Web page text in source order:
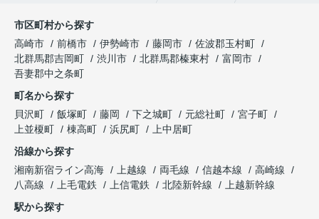
市区町村から探す
高崎市
前橋市 伊勢崎市 藤岡市
佐波郡玉村町
北群馬郡吉岡町
渋川市 北群馬郡榛東村
富岡市
吾妻郡中之条町
町名から探す
貝沢町
飯塚町 藤岡 下之城町 元総社町
宮子町
上並榎町
棟高町 浜尻町
上中居町
沿線から探す
湘南新宿ライン高海
上越線 両毛線 信越本線
高崎線
八高線
上毛電鉄 上信電鉄 北陸新幹線
上越新幹線
駅から探す